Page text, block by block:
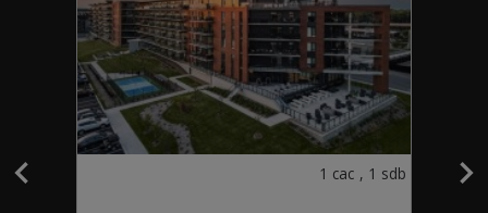
1 cac , 1 sdb